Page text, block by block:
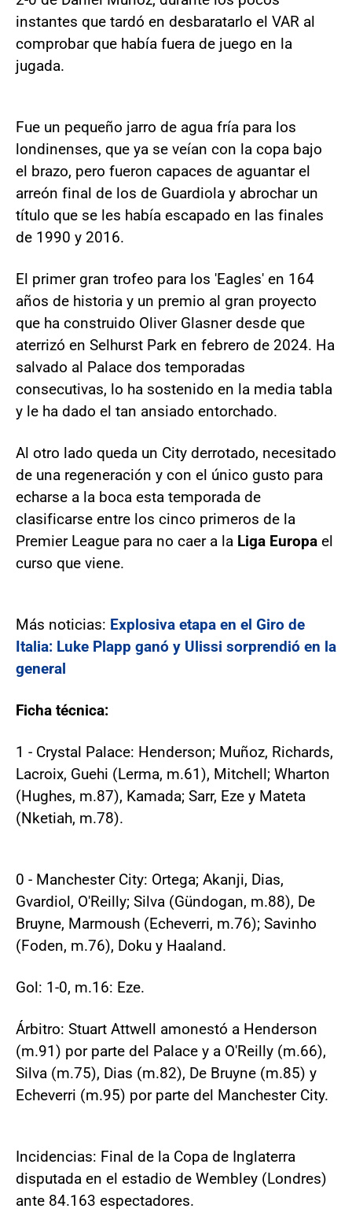
instantes que tardó en desbaratarlo el VAR al
comprobar que había fuera de juego en la
jugada.
Fue un pequeño jarro de agua fría para los
londinenses, que ya se veían con la copa bajo
el brazo, pero fueron capaces de aguantar el
arreón final de los de Guardiola y abrochar un
título que se les había escapado en las finales
de 1990 y 2016.
El primer gran trofeo para los 'Eagles' en 164
años de historia y un premio al gran proyecto
que ha construido Oliver Glasner desde que
aterrizó en Selhurst Park en febrero de 2024. Ha
salvado al Palace dos temporadas
consecutivas, lo ha sostenido en la media tabla
y le ha dado el tan ansiado entorchado.
Al otro lado queda un City derrotado, necesitado
de una regeneración y con el único gusto para
echarse a la boca esta temporada de
clasificarse entre los cinco primeros de la
Premier League para no caer a la Liga Europa el
curso que viene.
Más noticias: Explosiva etapa en el Giro de
Italia: Luke Plapp ganó y Ulissi sorprendió en la
general
Ficha técnica:
1 - Crystal Palace: Henderson; Muñoz, Richards,
Lacroix, Guehi (Lerma, m.61), Mitchell; Wharton
(Hughes, m.87), Kamada; Sarr, Eze y Mateta
(Nketiah, m.78).
0 - Manchester City: Ortega; Akanji, Dias,
Gvardiol, O'Reilly; Silva (Gündogan, m.88), De
Bruyne, Marmoush (Echeverri, m.76); Savinho
(Foden, m.76), Doku y Haaland.
Gol: 1-0, m.16: Eze.
Árbitro: Stuart Attwell amonestó a Henderson
(m.91) por parte del Palace y a O'Reilly (m.66),
Silva (m.75), Dias (m.82), De Bruyne (m.85) y
Echeverri (m.95) por parte del Manchester City.
Incidencias: Final de la Copa de Inglaterra
disputada en el estadio de Wembley (Londres)
ante 84.163 espectadores.